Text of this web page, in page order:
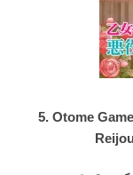
5. Otome